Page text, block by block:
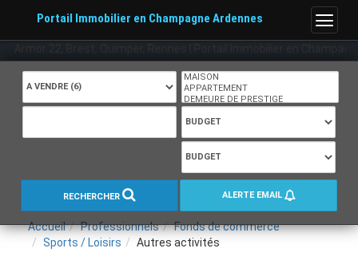
22, Brest, Quimper, Rennes | Portail Immobilier en
Menu
Portail Immobilier en Champagne Ardennes
RECHERCHER ALERTE EMAIL
Accueil Professionnels
Fonds de commerce
Sports / Loisirs
Autres activités